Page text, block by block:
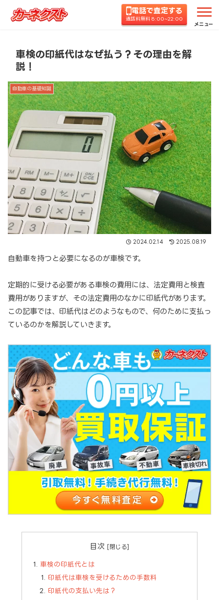
電話で査定する
通話料無料 8:00~22:00
メニュー
ホーム コラムTOP 自動車の基礎知識 車検の
車検の印紙代はなぜ払う？その理由を解
説！
自動車の基礎知識
2024.02.14 2025.08.19
自動車を持つと必要になるのが車検です。
定期的に受ける必要がある車検の費用には、法定費用と検査
費用がありますが、その法定費用のなかに印紙代があります。
この記事では、印紙代はどのようなもので、何のために支払っ
ているのかを解説していきます。
目次
車検の印紙代とは
印紙代は車検を受けるための手数料
印紙代の支払い先は？